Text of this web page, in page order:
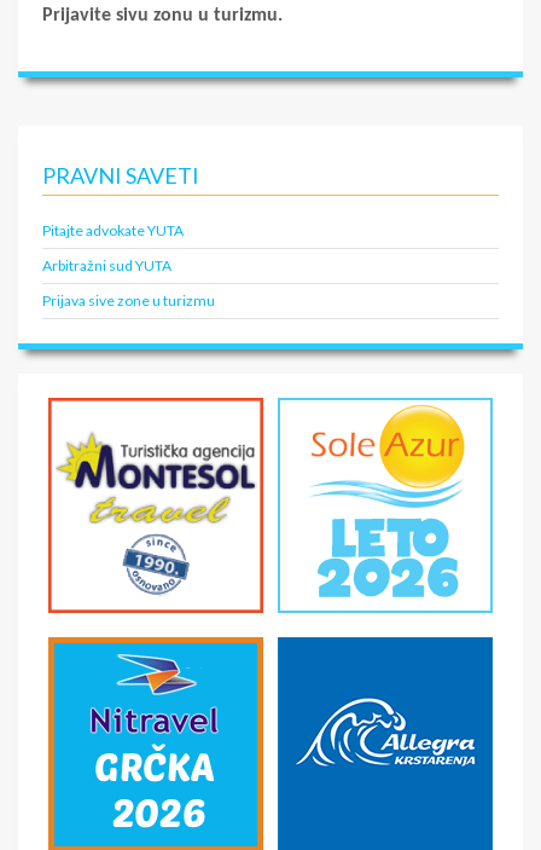
Prijavite sivu zonu u turizmu.
PRAVNI SAVETI
Pitajte advokate YUTA
Arbitražni sud YUTA
Prijava sive zone u turizmu